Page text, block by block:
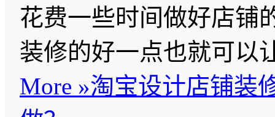
花费一些时间做好店铺
装修的好一点也就可
More »淘宝设计店铺装